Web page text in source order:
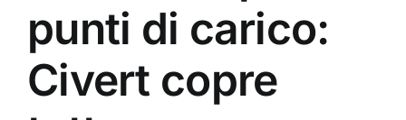
punti di carico:
Civert copre